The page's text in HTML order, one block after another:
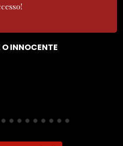
O INNOCENTE